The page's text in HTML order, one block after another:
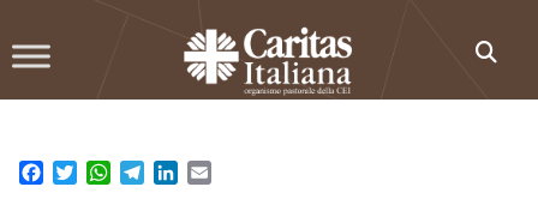
to
Facebook
TwitterWhatsApp
TelegramLinkedIn